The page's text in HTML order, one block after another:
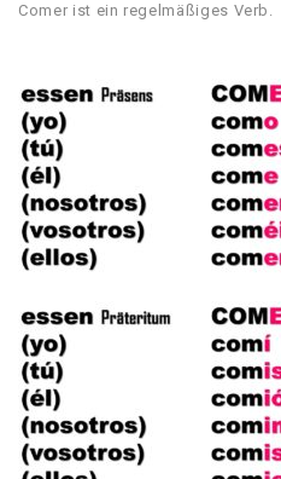
Comer ist ein regelmäßiges Verb.